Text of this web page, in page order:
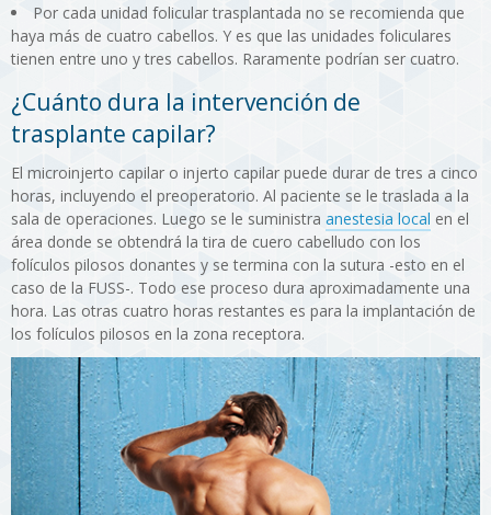
Por cada unidad folicular trasplantada no se recomienda que
haya más de cuatro cabellos. Y es que las unidades foliculares
tienen entre uno y tres cabellos. Raramente podrían ser cuatro.
¿Cuánto dura la intervención de
trasplante capilar?
El microinjerto capilar o injerto capilar puede durar de tres a cinco
horas, incluyendo el preoperatorio. Al paciente se le traslada a la
sala de operaciones. Luego se le suministra anestesia local en el
área donde se obtendrá la tira de cuero cabelludo con los
folículos pilosos donantes y se termina con la sutura -esto en el
caso de la FUSS-. Todo ese proceso dura aproximadamente una
hora. Las otras cuatro horas restantes es para la implantación de
los folículos pilosos en la zona receptora.